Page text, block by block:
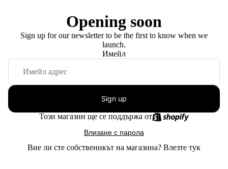
Opening soon
Sign up for our newsletter to be the first to know when we
launch.
Имейл
Sign up
Този магазин ще се поддържа от
Влизане с парола
Вие ли сте собственикът на магазина? Влезте тук